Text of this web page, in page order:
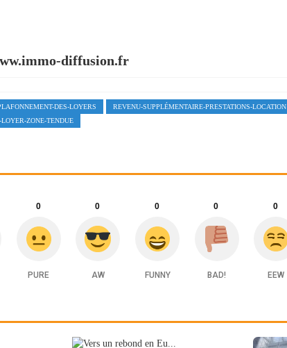
diffusion.fr
DES-LOYERS REVENU-SUPPLÉMENTAIRE-PRESTATIONS-LOCATION
ZONE-TENDUE
0
PURE
0
AW
0
FUNNY
0
BAD!
0
EEW